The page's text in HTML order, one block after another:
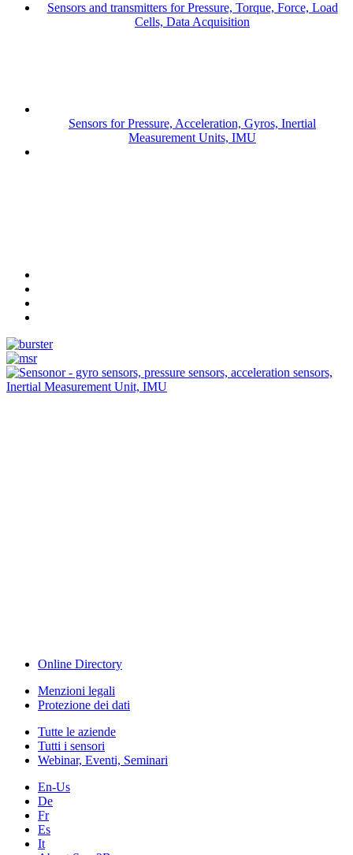
Sensors and transmitters for Pressure, Torque, Force, Load
Cells, Data Acquisition
Sensors for Pressure, Acceleration, Gyros, Inertial
Measurement Units, IMU
Online Directory
Menzioni legali
Protezione dei dati
Tutte le aziende
Tutti i sensori
Webinar, Eventi, Seminari
En-Us
De
Fr
Es
It